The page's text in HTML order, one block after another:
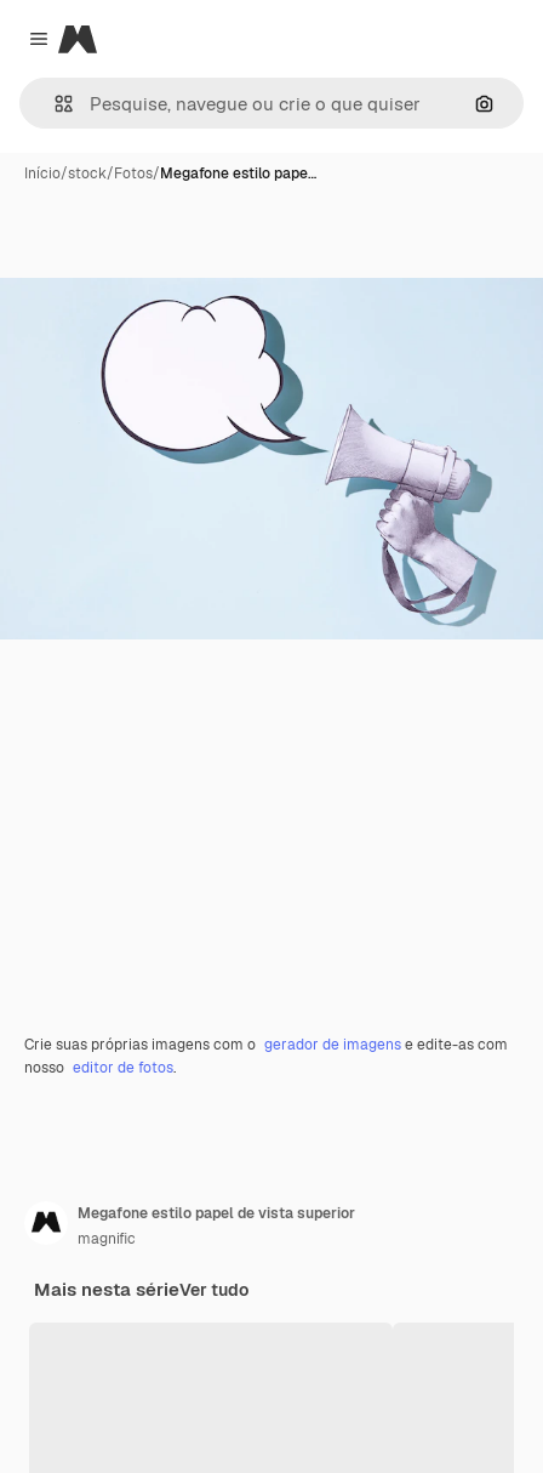
Close menu
Magnific
Início/stock/Fotos/Megafone estilo pape…
Crie suas próprias imagens com o gerador de imagense edite-as com
nosso editor de fotos.
Megafone estilo papel de vista superior
magnific
Mais nesta sérieVer tudo